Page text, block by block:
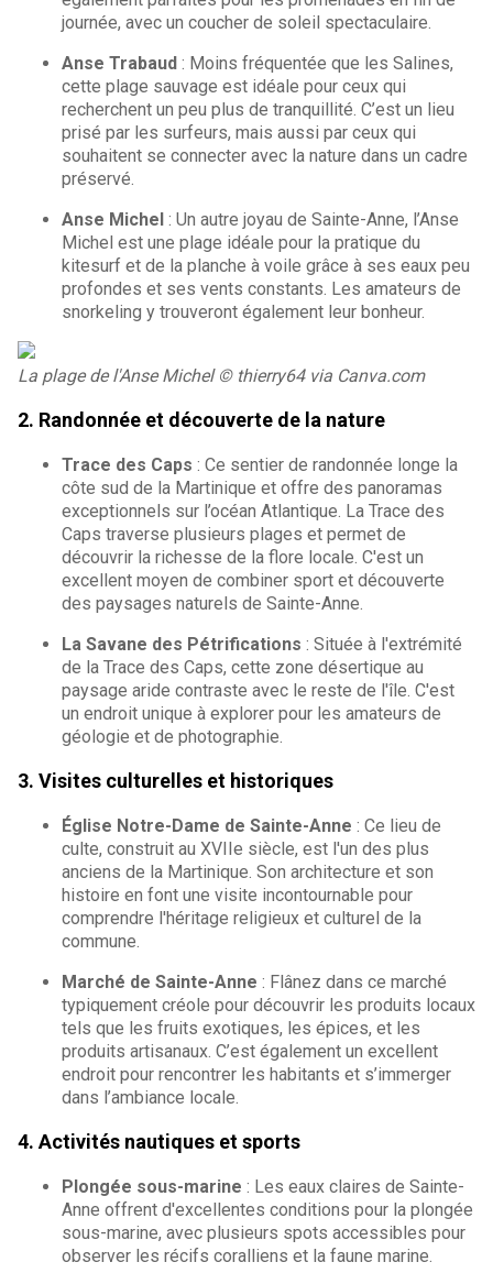
journée, avec un coucher de soleil spectaculaire.
Anse Trabaud : Moins fréquentée que les Salines,
cette plage sauvage est idéale pour ceux qui
recherchent un peu plus de tranquillité. C’est un lieu
prisé par les surfeurs, mais aussi par ceux qui
souhaitent se connecter avec la nature dans un cadre
préservé.
Anse Michel : Un autre joyau de Sainte-Anne, l’Anse
Michel est une plage idéale pour la pratique du
kitesurf et de la planche à voile grâce à ses eaux peu
profondes et ses vents constants. Les amateurs de
snorkeling y trouveront également leur bonheur.
La plage de l'Anse Michel © thierry64 via Canva.com
2. Randonnée et découverte de la nature
Trace des Caps : Ce sentier de randonnée longe la
côte sud de la Martinique et offre des panoramas
exceptionnels sur l’océan Atlantique. La Trace des
Caps traverse plusieurs plages et permet de
découvrir la richesse de la flore locale. C'est un
excellent moyen de combiner sport et découverte
des paysages naturels de Sainte-Anne.
La Savane des Pétrifications : Située à l'extrémité
de la Trace des Caps, cette zone désertique au
paysage aride contraste avec le reste de l'île. C'est
un endroit unique à explorer pour les amateurs de
géologie et de photographie.
3. Visites culturelles et historiques
Église Notre-Dame de Sainte-Anne : Ce lieu de
culte, construit au XVIIe siècle, est l'un des plus
anciens de la Martinique. Son architecture et son
histoire en font une visite incontournable pour
comprendre l'héritage religieux et culturel de la
commune.
Marché de Sainte-Anne : Flânez dans ce marché
typiquement créole pour découvrir les produits locaux
tels que les fruits exotiques, les épices, et les
produits artisanaux. C’est également un excellent
endroit pour rencontrer les habitants et s’immerger
dans l’ambiance locale.
4. Activités nautiques et sports
Plongée sous-marine : Les eaux claires de Sainte-
Anne offrent d'excellentes conditions pour la plongée
sous-marine, avec plusieurs spots accessibles pour
observer les récifs coralliens et la faune marine.